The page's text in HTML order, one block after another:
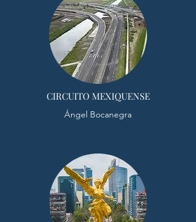
CIRCUITO MEXIQUENSE
Ángel Bocanegra